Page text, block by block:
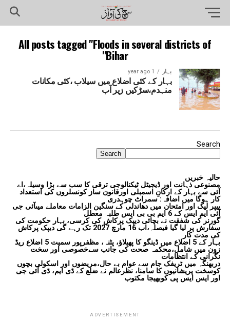
All posts tagged "Floods in several districts of
Bihar"
بہار 1 year ago
بہار کے کئی اضلاع میں سیلاب ،کئی مکانات
منہدم،سڑکیں زیر آب
Search
Search
حالیہ خبریں
مصنوعی ذہانت اور ڈیجیٹل ٹیکنالوجی ترقی کا سب سے بڑا وسیلہ،اے
آئی سے بہار کے ارکانِ اسمبلی اورقانون ساز کونسلروں کی استعداد
کار ہوگا میں اضافہ: سمراٹ چوہدری
پیپر لیک اور امتحان میں دھاندلی کے سنگین الزامات معاملے میںآئی جی
آئی ایم ایس کے 6 ایم بی بی ایس طلبہ معطل
گورنر کی شفقت نے بچائی دیپک پرکاش کی کرسی، بہار حکومت کی
سفارش پر لیا گیا فیصلہ،اب 16 مارچ 2027 تک رہے گی دیپک پرکاش
کی مدت کار
بہار کے 5 اضلاع میں ڈینگو کا پھیلاؤ، پٹنہ، مظفرپور سمیت 5 اضلاع ریڈ
زون میں شامل،محکمہ صحت کی جانب سےخصوصی اور سخت
نگرانی کے انتظامات
دربھنگہ میں ٹریفک جام سے عوام بے حال،مریضوں اور اسکولی بچوں
کوسخت پریشانیوں کا سامنا، نظرعالم نے ضلع کے ڈی ایم، ڈی آئی جی
اور ایس ایس پی کوبھیجا مکتوب
ADVERTISEMENT